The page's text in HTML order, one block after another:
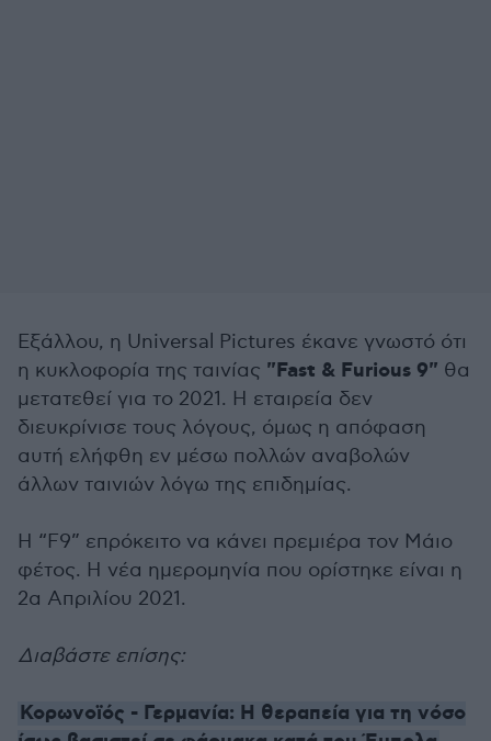
Εξάλλου, η Universal Pictures έκανε γνωστό ότι
η κυκλοφορία της ταινίας "Fast & Furious 9" θα
μετατεθεί για το 2021. Η εταιρεία δεν
διευκρίνισε τους λόγους, όμως η απόφαση
αυτή ελήφθη εν μέσω πολλών αναβολών
άλλων ταινιών λόγω της επιδημίας.
Η “F9” επρόκειτο να κάνει πρεμιέρα τον Μάιο
φέτος. Η νέα ημερομηνία που ορίστηκε είναι η
2α Απριλίου 2021.
Διαβάστε επίσης:
Κορωνοϊός - Γερμανία: Η θεραπεία για τη νόσο